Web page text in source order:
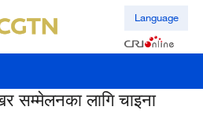
Language
सम्मेलनका लागि चाइना